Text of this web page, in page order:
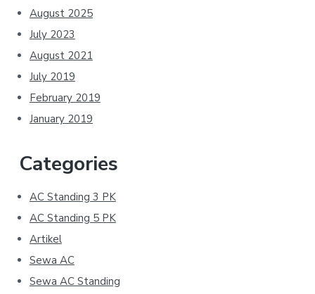
August 2025
July 2023
August 2021
July 2019
February 2019
January 2019
Categories
AC Standing 3 PK
AC Standing 5 PK
Artikel
Sewa AC
Sewa AC Standing